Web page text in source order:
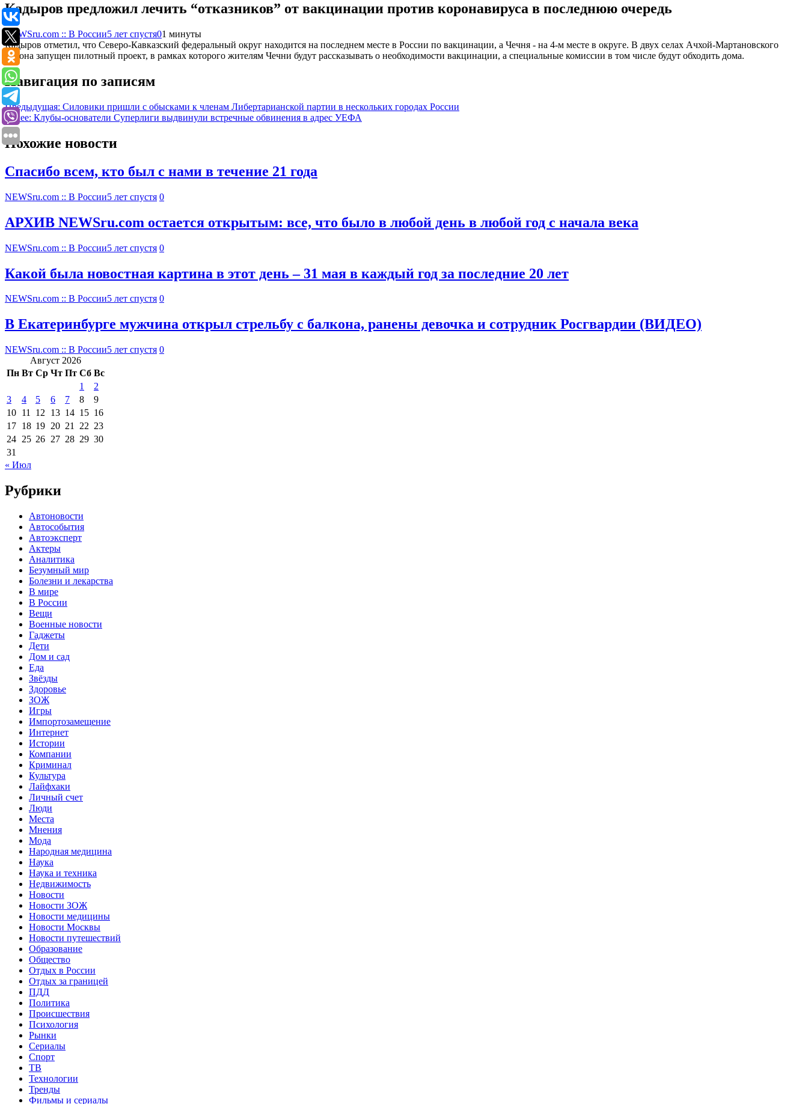
Кадыров предложил лечить “отказников” от вакцинации против коронавируса в последнюю очередь
NEWSru.com :: В России5 лет спустя01 минуты
Кадыров отметил, что Северо-Кавказский федеральный округ находится на последнем месте в России по вакцинации, а Чечня - на 4-м месте в округе. В двух селах Ачхой-Мартановского
района запущен пилотный проект, в рамках которого жителям Чечни будут рассказывать о необходимости вакцинации, а специальные комиссии в том числе будут обходить дома.
Навигация по записям
Предыдущая: Силовики пришли с обысками к членам Либертарианской партии в нескольких городах России
Далее: Клубы-основатели Суперлиги выдвинули встречные обвинения в адрес УЕФА
Похожие новости
Спасибо всем, кто был с нами в течение 21 года
NEWSru.com :: В России5 лет спустя 0
АРХИВ NEWSru.com остается открытым: все, что было в любой день в любой год с начала века
NEWSru.com :: В России5 лет спустя 0
Какой была новостная картина в этот день – 31 мая в каждый год за последние 20 лет
NEWSru.com :: В России5 лет спустя 0
В Екатеринбурге мужчина открыл стрельбу с балкона, ранены девочка и сотрудник Росгвардии (ВИДЕО)
NEWSru.com :: В России5 лет спустя 0
Август 2026
Пн Вт Ср Чт Пт Сб Вс
1
2
3
4 5 6 7 8
9
10 11 12 13 14 15 16
17 18 19 20 21 22 23
24 25 26 27 28 29 30
31
« Июл
Рубрики
Автоновости
Автособытия
Автоэксперт
Актеры
Аналитика
Безумный мир
Болезни и лекарства
В мире
В России
Вещи
Военные новости
Гаджеты
Дети
Дом и сад
Еда
Звёзды
Здоровье
ЗОЖ
Игры
Импортозамещение
Интернет
Истории
Компании
Криминал
Культура
Лайфхаки
Личный счет
Люди
Места
Мнения
Мода
Народная медицина
Наука
Наука и техника
Недвижимость
Новости
Новости ЗОЖ
Новости медицины
Новости Москвы
Новости путешествий
Образование
Общество
Отдых в России
Отдых за границей
ПДД
Политика
Происшествия
Психология
Рынки
Сериалы
Спорт
ТВ
Технологии
Тренды
Фильмы и сериалы